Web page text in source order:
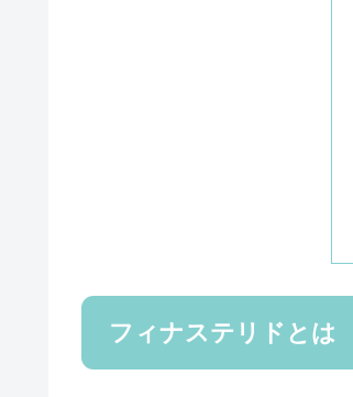
フィナステリドとは